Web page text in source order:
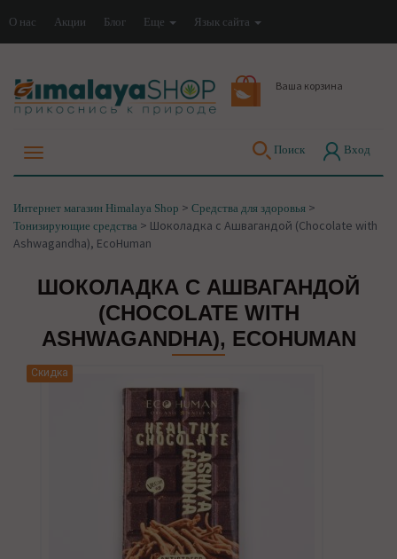
О нас Акции Блог Еще Язык сайта
Ваша корзина
Поиск Вход
Интернет магазин Himalaya Shop > Средства для здоровья >
Тонизирующие средства > Шоколадка с Ашвагандой (Chocolate with
Ashwagandha), EcoHuman
ШОКОЛАДКА С АШВАГАНДОЙ
(CHOCOLATE WITH
ASHWAGANDHA), ECOHUMAN
Скидка